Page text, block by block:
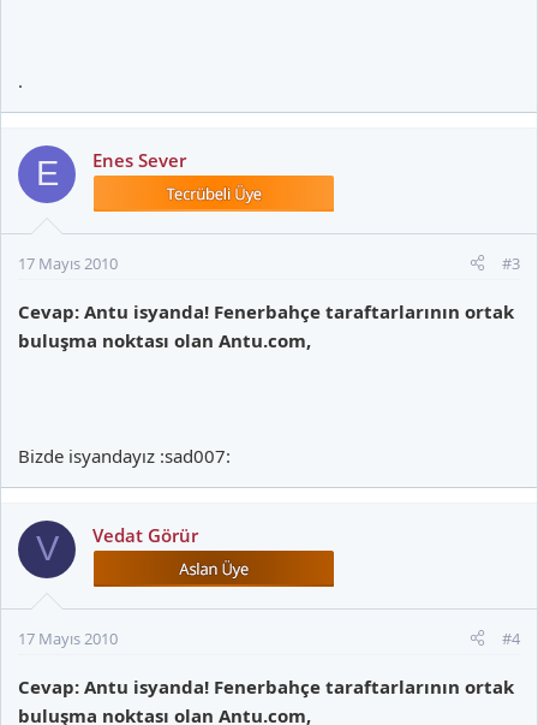
.
E Enes Sever
17 Mayıs 2010 #3
Cevap: Antu isyanda! Fenerbahçe taraftarlarının ortak
buluşma noktası olan Antu.com,
Bizde isyandayız :sad007:
V Vedat Görür
17 Mayıs 2010 #4
Cevap: Antu isyanda! Fenerbahçe taraftarlarının ortak
buluşma noktası olan Antu.com,